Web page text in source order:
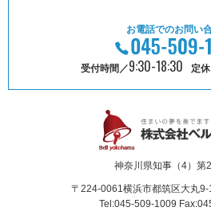
お電話でのお問い
受付時間／9:30-18:30 定
神奈川県知事（4）第
〒224-0061 横浜市都筑区⼤丸
Tel:045-509-1009